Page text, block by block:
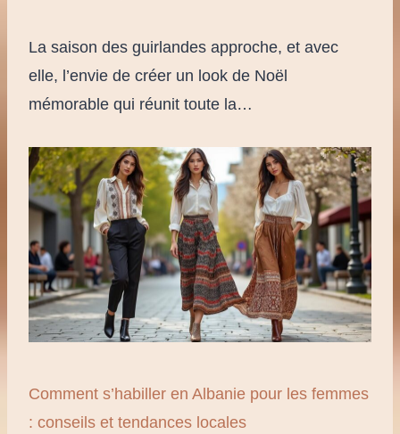
La saison des guirlandes approche, et avec
elle, l’envie de créer un look de Noël
mémorable qui réunit toute la…
Comment s’habiller en Albanie pour les femmes
: conseils et tendances locales